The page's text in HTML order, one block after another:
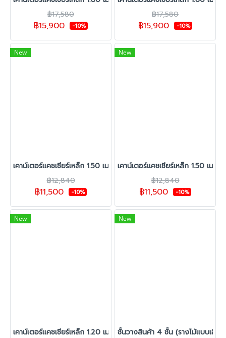
฿17,580
฿15,900 -10%
฿17,580
฿15,900 -10%
New
เคาน์เตอร์แคชเชียร์เหล็ก 1.50 เมตร สีดำ รุ่น Super Cash
฿12,840
฿11,500 -10%
New
เคาน์เตอร์แคชเชียร์เหล็ก 1.50 เมต
฿12,840
฿11,500 -10%
New
เคาน์เตอร์แคชเชียร์เหล็ก 1.20 เมตร สีดำ รุ่น Super Cash
New
ชั้นวางสินค้า 4 ชั้น (รางไม้แบบเอีย